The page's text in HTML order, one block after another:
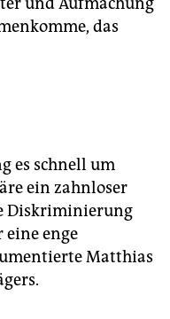
das
es schnell um
ein zahnloser
Diskriminierung
enge
Matthias